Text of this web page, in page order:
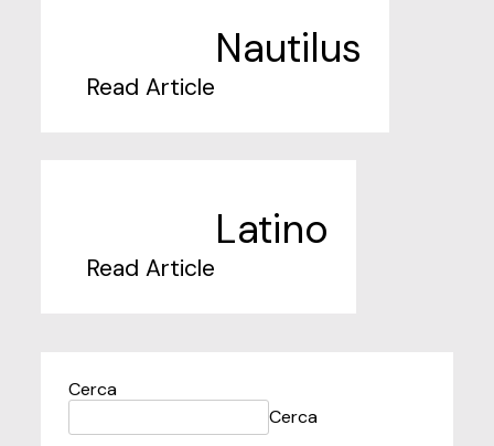
Nautilus
Read Article
Latino
Read Article
Cerca
Cerca